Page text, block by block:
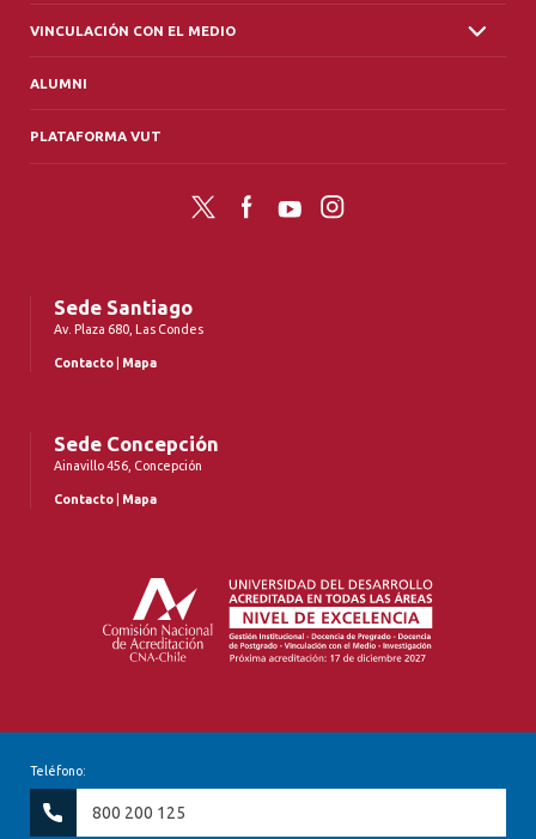
VINCULACIÓN CON EL MEDIO
ALUMNI
PLATAFORMA VUT
Twitter FacebookYouTubeInstagram
Sede Santiago
Av. Plaza 680, Las Condes
Contacto Mapa
Sede Concepción
Ainavillo 456, Concepción
Contacto Mapa
Teléfono:
800 200 125